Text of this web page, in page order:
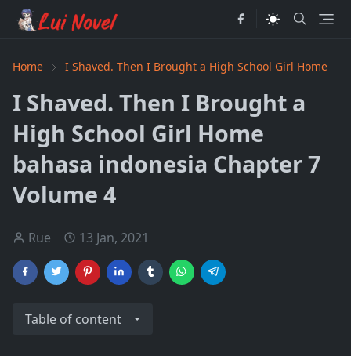
Home I Shaved. Then I Brought a High School Girl Home
I Shaved. Then I Brought a
High School Girl Home
bahasa indonesia Chapter 7
Volume 4
Rue 13 Jan, 2021
Table of content